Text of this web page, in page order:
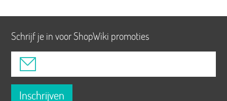
Schrijf je in voor ShopWiki promoties
Inschrijven